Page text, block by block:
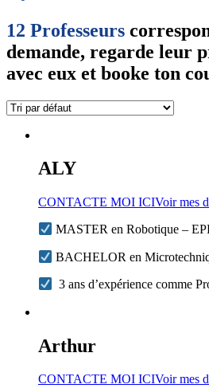
12 Professeurs
demande, regarde leur
avec eux et booke ton
ALY
CONTACTE MOI ICIVoir mes
MASTER en Robotique –
BACHELOR en
3 ans d’expérience comme
Arthur
CONTACTE MOI ICIVoir mes